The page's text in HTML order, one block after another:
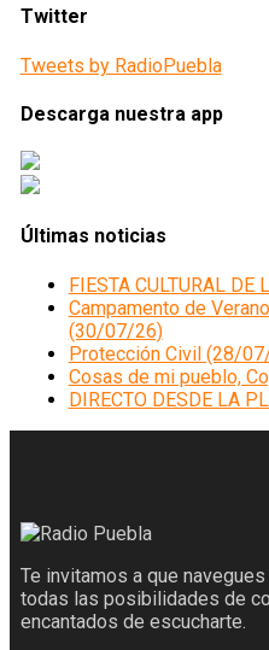
Twitter
Tweets by RadioPuebla
Descarga nuestra app
Últimas noticias
FIESTA CULTURAL
Campamento de
(30/07/26)
Protección Civil (28/
Cosas de mi pueblo,
DIRECTO DESDE LA
Te invitamos a que
todas las posibilidades de
encantados de escucharte.